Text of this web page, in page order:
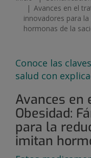
Avances en el
innovadores para
hormonas de la
Contenidos
Conoce las
salud con
Avances en
Obesidad:
para la
imitan